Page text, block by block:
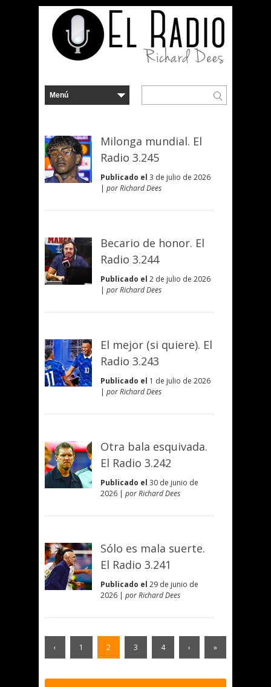
Milonga mundial. El
Radio 3.245
Publicado el 3 de julio de 2026
|por Richard Dees
Becario de honor. El
Radio 3.244
Publicado el 2 de julio de 2026
|por Richard Dees
El mejor (si quiere). El
Radio 3.243
Publicado el 1 de julio de 2026
|por Richard Dees
Otra bala esquivada.
El Radio 3.242
Publicado el 30 de junio de
2026 |por Richard Dees
Sólo es mala suerte.
El Radio 3.241
Publicado el 29 de junio de
2026 |por Richard Dees
‹ 1 2 3 4 › »